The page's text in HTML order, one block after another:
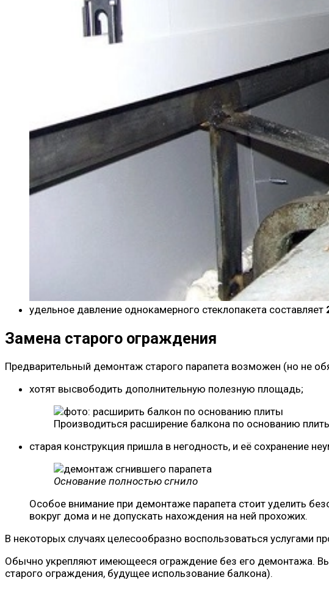
удельное давление однокамерного стеклопакета составляет
Замена старого ограждения
Предварительный демонтаж старого парапета возможен (но не
хотят высвободить дополнительную полезную площадь;
Производиться расширение балкона по основанию
старая конструкция пришла в негодность, и её сохранение
Основание полностью сгнило
Особое внимание при демонтаже парапета стоит уделить
вокруг дома и не допускать нахождения на ней прохожих.
В некоторых случаях целесообразно воспользоваться услугами
Обычно укрепляют имеющееся ограждение без его демонтажа.
старого ограждения, будущее использование балкона).